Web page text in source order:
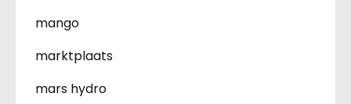
mango
marktplaats
mars hydro